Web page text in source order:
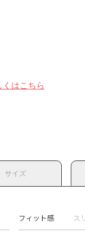
くはこちら
サイズ
フィット感 ス